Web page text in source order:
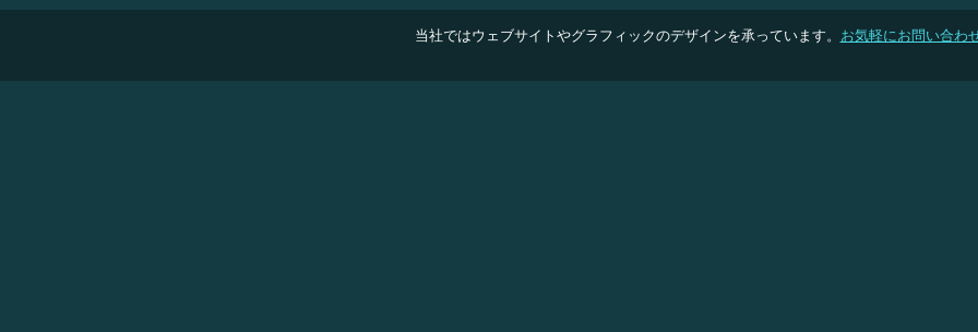
当社ではウェブサイトやグラフィックのデザインを承っています。 お気軽にお問い合わ